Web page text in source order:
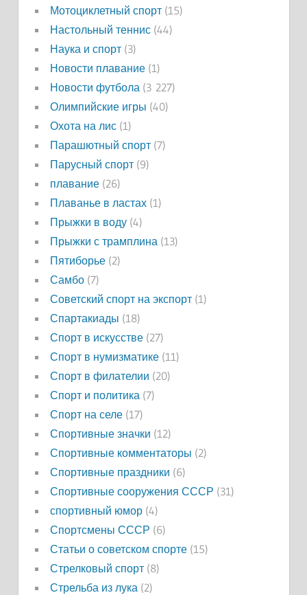
Мотоциклетный спорт(15)
Настольный теннис(44)
Наука и спорт(3)
Новости плавание(1)
Новости футбола (3 227)
Олимпийские игры (40)
Охота на лис(1)
Парашютный спорт(7)
Парусный спорт(9)
плавание(26)
Плаванье в ластах(1)
Прыжки в воду(4)
Прыжки с трамплина (13)
Пятиборье(2)
Самбо(7)
Советский спорт на экспорт(1)
Спартакиады (18)
Спорт в искусстве(27)
Спорт в нумизматике(11)
Спорт в филателии (20)
Спорт и политика (7)
Спорт на селе(17)
Спортивные значки (12)
Спортивные комментаторы (2)
Спортивные праздники (6)
Спортивные сооружения СССР (31)
спортивный юмор(4)
Спортсмены СССР (6)
Статьи о советском спорте(15)
Стрелковый спорт(8)
Стрельба из лука (2)